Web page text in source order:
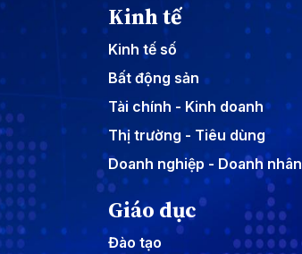
Kinh tế
Kinh tế số
Bất động sản
Tài chính - Kinh doanh
Thị trường - Tiêu dùng
Doanh nghiệp - Doanh nhân
Giáo dục
Đào tạo